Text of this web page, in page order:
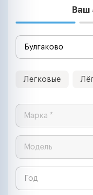
Ваш
Легковые
Марка *
Модель